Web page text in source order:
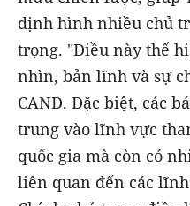
định hình nhiều chủ
trọng. "Điều này thể
nhìn, bản lĩnh và sự
CAND. Đặc biệt, các
trung vào lĩnh vực
quốc gia mà còn có
liên quan đến các